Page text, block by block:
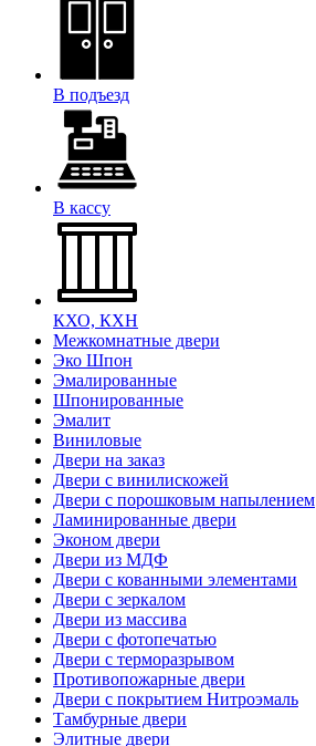
В подъезд
В кассу
КХО, КХН
Межкомнатные двери
Эко Шпон
Эмалированные
Шпонированные
Эмалит
Виниловые
Двери на заказ
Двери с винилискожей
Двери с порошковым напылением
Ламинированные двери
Эконом двери
Двери из МДФ
Двери с кованными элементами
Двери с зеркалом
Двери из массива
Двери с фотопечатью
Двери с терморазрывом
Противопожарные двери
Двери с покрытием Нитроэмаль
Тамбурные двери
Элитные двери